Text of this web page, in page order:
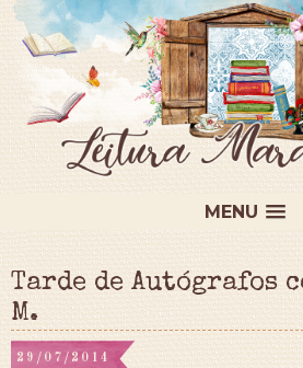
MENU
Tarde de Autógrafos
M.
29/07/2014